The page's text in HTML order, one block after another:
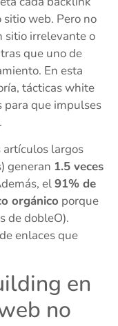
web. Pero no
sitio irrelevante o
que uno de
En esta
tácticas white
para que impulses
artículos largos
generan 1.5 veces
el91% de
orgánico porque
de dobleO).
enlaces que
en
no